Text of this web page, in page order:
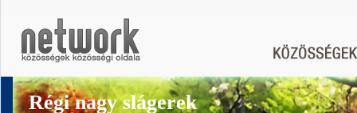
Régi nagy slágerek